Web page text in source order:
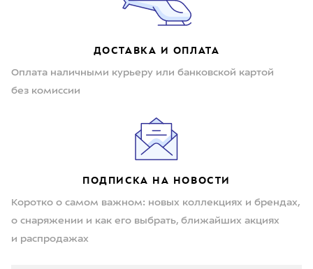
ДОСТАВКА И ОПЛАТА
Оплата наличными курьеру или банковской картой
без комиссии
ПОДПИСКА НА НОВОСТИ
Коротко о самом важном: новых коллекциях и брендах,
о снаряжении и как его выбрать, ближайших акциях
и распродажах